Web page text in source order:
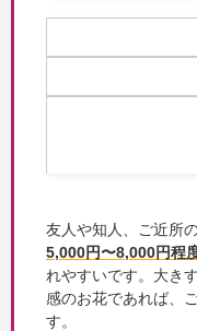
友人や知人、ご近所
5,000円〜8,000円程
れやすいです。大き
感のお花であれば、
す。